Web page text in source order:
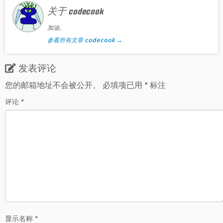
关于 codecook
加油。
参看所有文章 codecook →
发表评论
您的邮箱地址不会被公开。
必填项已用 *标注
评论 *
显示名称 *